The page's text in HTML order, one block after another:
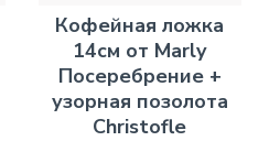
Кофейная ложка
14см от Marly
Посеребрение +
узорная позолота
Christofle